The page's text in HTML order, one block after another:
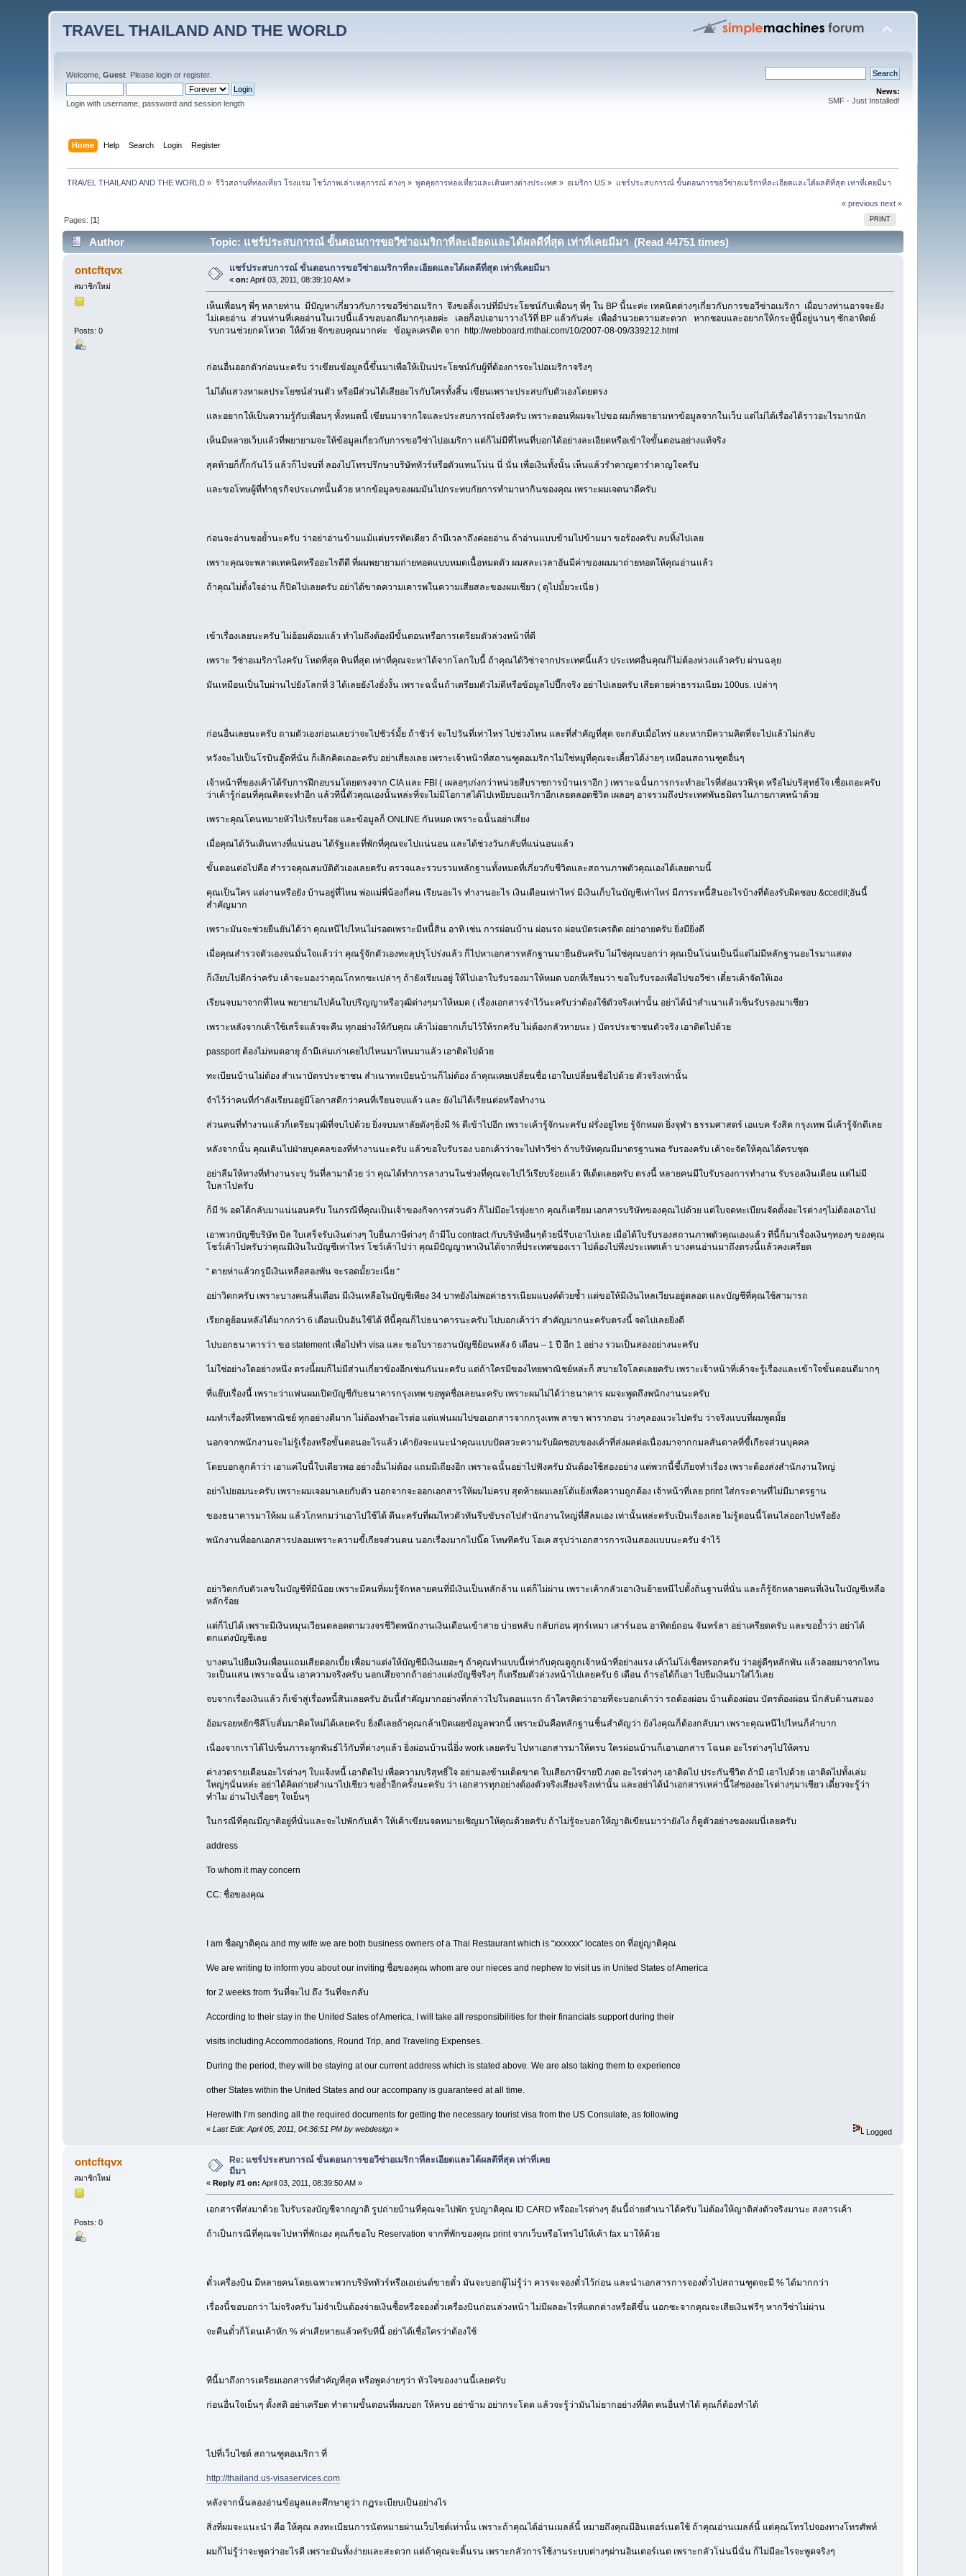
TRAVEL THAILAND AND THE WORLD
Welcome,Guest . Pleaselogin orregister.
Login with username, password and session length
News:
SMF - Just Installed!
Home Help Search Login Register
TRAVEL THAILAND AND THE WORLD » รีวิวสถานที่ท่องเที่ยว โรงแรม โชว์ภาพเล่าเหตุการณ์ ต่างๆ » พูดคุยการท่องเที่ยวและเดินทางต่างประเทศ » อเมริกา US » แชร์ประสบการณ์ ขั้นตอนการขอวีซ่าอเมริกาที่ละเอียดและได้ผลดีที่สุด เท่าที่เคยมีมา
« previous next »
PRINT
Pages: [1]
Author Topic: แชร์ประสบการณ์ ขั้นตอนการขอวีซ่าอเมริกาที่ละเอียดและได้ผลดีที่สุด เท่าที่เคยมีมา (Read 44751 times)
ontcftqvx
สมาชิกใหม่
Posts: 0
แชร์ประสบการณ์ ขั้นตอนการขอวีซ่าอเมริกาที่ละเอียดและได้ผลดีที่สุด เท่าที่เคยมีมา
«on: April 03, 2011, 08:39:10 AM »
เห็นเพื่อนๆ พี่ๆ หลายท่าน มีปัญหาเกี่ยววกับการขอวีซ่าอเมริกา จึงขอลิ้งเวปที่มีประโยชน์กับเพื่อนๆ พี่ๆ ใน BP นี้นะค่ะ เทคนิคต่างๆเกี่ยวกับการขอวีซ่าอเมริกา เผื่อบางท่านอาจจะยัง
ไม่เคยอ่าน ส่วนท่านที่เคยอ่านในเวปนี้แล้วขอบอกดีมากๆเลยค่ะ เลยก็อปเอามาวางไว้ที่ BP แล้วกันค่ะ เพื่ออำนวยความสะดวก หากชอบและอยากให้กระทู้นี้อยู่นานๆ ซักอาทิตย์
รบกวนช่วยกดโหวต ให้ด้วย จักขอบคุณมากค่ะ ข้อมูลเครดิต จาก http://webboard.mthai.com/10/2007-08-09/339212.html
ก่อนอื่นออกตัวก่อนนะครับ ว่าเขียนข้อมูลนี้ขึ้นมาเพื่อให้เป็นประโยชน์กับผู้ที่ต้องการจะไปอเมริกาจริงๆ
ไม่ได้แสวงหาผลประโยชน์ส่วนตัว หรือมีส่วนได้เสียอะไรกับใครทั้งสิ้น เขียนเพราะประสบกับตัวเองโดยตรง
และอยากให้เป็นความรู้กับเพื่อนๆ ทั้งหมดนี้ เขียนมาจากใจและประสบการณ์จริงครับ เพราะตอนที่ผมจะไปขอ ผมก็พยายามหาข้อมูลจากในเว็บ แต่ไม่ได้เรื่องได้ราวอะไรมากนัก
เห็นมีหลายเว็บแล้วที่พยายามจะให้ข้อมูลเกี่ยวกับการขอวีซ่าไปอเมริกา แต่ก็ไม่มีที่ไหนที่บอกได้อย่างละเอียดหรือเข้าใจขั้นตอนอย่างแท้จริง
สุดท้ายก็กั๊กกันไว้ แล้วก็ไปจบที่ ลองไปโทรปรึกษาบริษัททัวร์หรือตัวแทนโน่น นี่ นั่น เพื่อเงินทั้งนั้น เห็นแล้วรำคาญตารำคาญใจครับ
และขอโทษผู้ที่ทำธุรกิจประเภทนั้นด้วย หากข้อมูลของผมมันไปกระทบกัยการทำมาหากินของคุณ เพราะผมเจตนาดีครับ
ก่อนจะอ่านขอย้ำนะครับ ว่าอย่าอ่านข้ามแม้แต่บรรทัดเดียว ถ้ามีเวลาถึงค่อยอ่าน ถ้าอ่านแบบข้ามไปข้ามมา ขอร้องครับ ลบทิ้งไปเลย
เพราะคุณจะพลาดเทคนิคหรืออะไรดีดี ที่ผมพยายามถ่ายทอดแบบหมดเนื้อหมดตัว ผมสละเวลาอันมีค่าของผมมาถ่ายทอดให้คุณอ่านแล้ว
ถ้าคุณไม่ตั้งใจอ่าน ก็ปิดไปเลยครับ อย่าได้ขาดความเคารพในความเสียสละของผมเชียว ( ดุไปมั้ยวะเนี่ย )
เข้าเรื่องเลยนะครับ ไม่อ้อมค้อมแล้ว ทำไมถึงต้องมีขั้นตอนหรือการเตรียมตัวล่วงหน้าที่ดี
เพราะ วีซ่าอเมริกาไงครับ โหดที่สุด หินที่สุด เท่าที่คุณจะหาได้จากโลกใบนี้ ถ้าคุณได้วิซ่าจากประเทศนี้แล้ว ประเทศอื่นคุณก็ไม่ต้องห่วงแล้วครับ ผ่านฉลุย
มันเหมือนเป็นใบผ่านไปยังโลกที่ 3 ได้เลยยังไงยั่งงั้น เพราะฉนั้นถ้าเตรียมตัวไม่ดีหรือข้อมูลไปปึ๊กจริง อย่าไปเลยครับ เสียดายค่าธรรมเนียม 100us. เปล่าๆ
ก่อนอื่นเลยนะครับ ถามตัวเองก่อนเลยว่าจะไปชัวร์มั้ย ถ้าชัวร์ จะไปวันที่เท่าไหร่ ไปช่วงไหน และที่สำคัญที่สุด จะกลับเมื่อไหร่ และหากมีความคิดที่จะไปแล้วไม่กลับ
หวังจะไปเป็นโรบินฮู๊ดที่นั่น ก็เลิกคิดเถอะครับ อย่าเสี่ยงเลย เพราะเจ้าหน้าที่สถานฑูตอเมริกาไม่ใช่หมูที่คุณจะเคี้ยวได้ง่ายๆ เหมือนสถานฑูตอื่นๆ
เจ้าหน้าที่ของเค้าได้รับการฝึกอบรมโดยตรงจาก CIA และ FBI ( เผลอๆเก่งกว่าหน่วยสืบราชการบ้านเราอีก ) เพราะฉนั้นการกระทำอะไรที่ส่อแววพิรุด หรือไม่บริสุทธ์ใจ เชื่อเถอะครับ
ว่าเค้ารู้ก่อนที่คุณคิดจะทำอีก แล้วทีนี้ตัวคุณเองนั้นหล่ะที่จะไม่มีโอกาสได้ไปเหยียบอเมริกาอีกเลยตลอดชีวิต เผลอๆ อาจรวมถึงประเทศพันธมิตรในภายภาคหน้าด้วย
เพราะคุณโดนหมายหัวไปเรียบร้อย และข้อมูลก็ ONLINE กันหมด เพราะฉนั้นอย่าเสี่ยง
เมื่อคุณได้วันเดินทางที่แน่นอน ได้รัฐและที่พักที่คุณจะไปแน่นอน และได้ช่วงวันกลับที่แน่นอนแล้ว
ขั้นตอนต่อไปคือ สำรวจคุณสมบัติตัวเองเลยครับ ตรวจและรวบรวมหลักฐานทั้งหมดที่เกี่ยวกับชีวิตและสถานภาพตัวคุณเองได้เลยตามนี้
คุณเป็นใคร แต่งานหรือยัง บ้านอยู่ที่ไหน พ่อแม่พี่น้องกี่คน เรียนอะไร ทำงานอะไร เงินเดือนเท่าไหร่ มีเงินเก็บในบัญชีเท่าไหร่ มีภาระหนี้สินอะไรบ้างที่ต้องรับผิดชอบ &ccedil;อันนี้
สำคัญมาก
เพราะมันจะช่วยยืนยันได้ว่า คุณหนีไปไหนไม่รอดเพราะมีหนี้สิน อาทิ เช่น การผ่อนบ้าน ผ่อนรถ ผ่อนบัตรเครดิต อย่าอายครับ ยิ่งมียิ่งดี
เมื่อคุณสำรวจตัวเองจนมั่นใจแล้วว่า คุณรู้จักตัวเองทะลุปรุโปร่งแล้ว ก็ไปหาเอกสารหลักฐานมายืนยันครับ ไม่ใช่คุณบอกว่า คุณเป็นโน่นเป็นนี่แต่ไม่มีหลักฐานอะไรมาแสดง
ก็เงียบไปดีกว่าครับ เค้าจะมองว่าคุณโกหกซะเปล่าๆ ถ้ายังเรียนอยู่ ให้ไปเอาใบรับรองมาให้หมด บอกที่เรียนว่า ขอใบรับรองเพื่อไปขอวีซ่า เดี๋ยวเค้าจัดให้เอง
เรียนจบมาจากที่ไหน พยายามไปค้นใบปริญญาหรือวุฒิต่างๆมาให้หมด ( เรื่องเอกสารจำไว้นะครับว่าต้องใช้ตัวจริงเท่านั้น อย่าได้นำสำเนาแล้วเซ็นรับรองมาเชียว
เพราะหลังจากเค้าใช้เสร็จแล้วจะคืน ทุกอย่างให้กับคุณ เค้าไม่อยากเก็บไว้ให้รกครับ ไม่ต้องกลัวหายนะ ) บัตรประชาชนตัวจริง เอาติดไปด้วย
passport ต้องไม่หมดอายุ ถ้ามีเล่มเก่าเคยไปไหนมาไหนมาแล้ว เอาติดไปด้วย
ทะเบียนบ้านไม่ต้อง สำเนาบัตรประชาชน สำเนาทะเบียนบ้านก็ไม่ต้อง ถ้าคุณเคยเปลี่ยนชื่อ เอาใบเปลี่ยนชื่อไปด้วย ตัวจริงเท่านั้น
จำไว้ว่าคนที่กำลังเรียนอยู่มีโอกาสดีกว่าคนที่เรียนจบแล้ว และ ยังไม่ได้เรียนต่อหรือทำงาน
ส่วนคนที่ทำงานแล้วก็เตรียมวุฒิที่จบไปด้วย ยิ่งจบมหาลัยดังๆยิ่งมี % ดีเข้าไปอีก เพราะเค้ารู้จักนะครับ ฝรั่งอยู่ไทย รู้จักหมด ยิ่งจุฬา ธรรมศาสตร์ เอแบค รังสิต กรุงเทพ นี่เค้ารู้จักดีเลย
หลังจากนั้น คุณเดินไปฝ่ายบุคคลของที่ทำงานนะครับ แล้วขอใบรับรอง บอกเค้าว่าจะไปทำวีซ่า ถ้าบริษัทคุณมีมาตรฐานพอ รับรองครับ เค้าจะจัดให้คุณได้ครบชุด
อย่าลืมให้ทางที่ทำงานระบุ วันที่ลามาด้วย ว่า คุณได้ทำการลางานในช่วงที่คุณจะไปไว้เรียบร้อยแล้ว ทีเด็ดเลยครับ ตรงนี้ หลายคนมีใบรับรองการทำงาน รับรองเงินเดือน แต่ไม่มี
ใบลาไปครับ
ก็มี % อดได้กลับมาแน่นอนครับ ในกรณีที่คุณเป็นเจ้าของกิจการส่วนตัว ก็ไม่มีอะไรยุ่งยาก คุณก็เตรียม เอกสารบริษัทของคุณไปด้วย แต่ใบจดทะเบียนจัดตั้งอะไรต่างๆไม่ต้องเอาไป
เอาพวกบัญชีบริษัท บิล ใบเสร็จรับเงินต่างๆ ใบยื่นภาษีต่างๆ ถ้ามีใบ contract กับบริษัทอื่นๆด้วยนี่รีบเอาไปเลย เมื่อได้ใบรับรองสถานภาพตัวคุณเองแล้ว ทีนี้ก็มาเรื่องเงินๆทองๆ ของคุณ
โชว์เค้าไปครับว่าคุณมีเงินในบัญชีเท่าไหร่ โชว์เค้าไปว่า คุณมีปัญญาหาเงินได้จากที่ประเทศของเรา ไปต้องไปพึ่งประเทศเค้า บางคนอ่านมาถึงตรงนี้แล้วคงเครียด
“ ตายห่าแล้วกรูมีเงินเหลือสองพัน จะรอดมั้ยวะเนี่ย “
อย่าวิตกครับ เพราะบางคนสิ้นเดือน มีเงินเหลือในบัญชีเพียง 34 บาทยังไม่พอค่าธรรเนียมแบงค์ด้วยซ้ำ แต่ขอให้มีเงินไหลเวียนอยู่ตลอด และบัญชีที่คุณใช้สามารถ
เรียกดูย้อนหลังได้มากกว่า 6 เดือนเป็นอันใช้ได้ ทีนี้คุณก็ไปธนาคารนะครับ ไปบอกเค้าว่า สำคัญมากนะครับตรงนี้ จดไปเลยยิ่งดี
ไปบอกธนาคารว่า ขอ statement เพื่อไปทำ visa และ ขอใบรายงานบัญชีย้อนหลัง 6 เดือน – 1 ปี อีก 1 อย่าง รวมเป็นสองอย่างนะครับ
ไม่ใช่อย่างใดอย่างหนึ่ง ตรงนี้ผมก็ไม่มีส่วนเกี่ยวข้องอีกเช่นกันนะครับ แต่ถ้าใครมีของไทยพาณิชย์หล่ะก็ สบายใจโลดเลยครับ เพราะเจ้าหน้าที่เค้าจะรู้เรื่องและเข้าใจขั้นตอนดีมากๆ
ที่แย๊บเรื่องนี้ เพราะว่าแฟนผมเปิดบัญชีกับธนาคารกรุงเทพ ขอพูดชื่อเลยนะครับ เพราะผมไม่ได้ว่าธนาคาร ผมจะพูดถึงพนักงานนะครับ
ผมทำเรื่องที่ไทยพาณิชย์ ทุกอย่างดีมาก ไม่ต้องทำอะไรต่อ แต่แฟนผมไปขอเอกสารจากกรุงเทพ สาขา พารากอน ว่างๆลองแวะไปครับ ว่าจริงแบบที่ผมพูดมั้ย
นอกจากพนักงานจะไม่รู้เรื่องหรือขั้นตอนอะไรแล้ว เค้ายังจะแนะนำคุณแบบปัดสวะความรับผิดชอบของเค้าที่ส่งผลต่อเนื่องมาจากกมลสันดาลที่ขี้เกียจส่วนบุคคล
โดยบอกลูกค้าว่า เอาแค่ใบนี้ใบเดียวพอ อย่างอื่นไม่ต้อง แถมมีเถียงอีก เพราะฉนั้นอย่าไปฟังครับ มันต้องใช้สองอย่าง แต่พวกนี้ขี้เกียจทำเรื่อง เพราะต้องส่งสำนักงานใหญ่
อย่าไปยอมนะครับ เพราะผมเจอมาเลยกับตัว นอกจากจะออกเอกสารให้ผมไม่ครบ สุดท้ายผมเลยโต้แย้งเพื่อความถูกต้อง เจ้าหน้าที่เลย print ใส่กระดาษที่ไม่มีมาตรฐาน
ของธนาคารมาให้ผม แล้วโกหกมว่าเอาไปใช้ได้ ดีนะครับที่ผมไหวตัวทันรีบขับรถไปสำนักงานใหญ่ที่สีลมเอง เท่านั้นหล่ะครับเป็นเรื่องเลย ไม่รู้ตอนนี้โดนไล่ออกไปหรือยัง
พนักงานที่ออกเอกสารปลอมเพราะความขี้เกียจส่วนตน นอกเรื่องมากไปนิ๊ด โทษทีครับ โอเค สรุปว่าเอกสารการเงินสองแบบนะครับ จำไว้
อย่าวิตกกับตัวเลขในบัญชีที่มีน้อย เพราะมีคนที่ผมรู้จักหลายคนที่มีเงินเป็นหลักล้าน แต่ก็ไม่ผ่าน เพราะเค้ากลัวเอาเงินย้ายหนีไปตั้งถิ่นฐานที่นั่น และก็รู้จักหลายคนที่เงินในบัญชีเหลือ
หลักร้อย
แต่ก็ไปได้ เพราะมีเงินหมุนเวียนตลอดตามวงจรชีวิตพนักงานเงินเดือนเข้าสาย บ่ายหลับ กลับก่อน ศุกร์เหมา เสาร์นอน อาทิตย์ถอน จันทร์ลา อย่าเครียดครับ และขอย้ำว่า อย่าได้
ตกแต่งบัญชีเลย
บางคนไปยืมเงินเพื่อนแถมเสียดอกเบี้ย เพื่อมาแต่งให้บัญชีมีเงินเยอะๆ ถ้าคุณทำแบบนี้เท่ากับคุณดูถูกเจ้าหน้าที่อย่างแรง เค้าไม่โง่เชื่อหรอกครับ ว่าอยู่ดีๆหลักพัน แล้วลอยมาจากไหน
วะเป็นแสน เพราะฉนั้น เอาความจริงครับ นอกเสียจากถ้าอย่างแต่งบัญชีจริงๆ ก็เตรียมตัวล่วงหน้าไปเลยครับ 6 เดือน ถ้ารอได้ก็เอา ไปยืมเงินมาใส่ไว้เลย
จบจากเรื่องเงินแล้ว ก็เข้าสู่เรื่องหนี้สินเลยครับ อันนี้สำคัญมากอย่างที่กล่าวไปในตอนแรก ถ้าใครคิดว่าอายที่จะบอกเค้าว่า รถต้องผ่อน บ้านต้องผ่อน บัตรต้องผ่อน นี่กลับด้านสมอง
อ้อมรอยหยักซีลีโบลั่มมาคิดใหม่ได้เลยครับ ยิ่งดีเลยถ้าคุณกล้าเปิดเผยข้อมูลพวกนี้ เพราะมันคือหลักฐานชิ้นสำคัญว่า ยังไงคุณก็ต้องกลับมา เพราะคุณหนีไปไหนก็ลำบาก
เนื่องจากเราได้ไปเซ็นภาระผูกพันธ์ไว้กับที่ต่างๆแล้ว ยิ่งผ่อนบ้านนี่ยิ่ง work เลยครับ ไปหาเอกสารมาให้ครบ ใครผ่อนบ้านก็เอาเอกสาร โฉนด อะไรต่างๆไปให้ครบ
ค่างวดรายเดือนอะไรต่างๆ ใบแจ้งหนี้ เอาติดไป เพื่อความบริสุทธิ์ใจ อย่ามองข้ามเด็ดขาด ใบเสียภาษีรายปี ภงด อะไรต่างๆ เอาติดไป ประกันชีวิต ถ้ามี เอาไปด้วย เอาติดไปทั้งเล่ม
ใหญ่ๆนั่นหล่ะ อย่าได้คิดถ่ายสำเนาไปเชียว ขอย้ำอีกครั้งนะครับ ว่า เอกสารทุกอย่างต้องตัวจริงเสียงจริงเท่านั้น และอย่าได้นำเอกสารเหล่านี้ใส่ซองอะไรต่างๆมาเชียว เดี๋ยวจะรู้ว่า
ทำไม อ่านไปเรื่อยๆ ใจเย็นๆ
ในกรณีที่คุณมีญาติอยู่ที่นั่นและจะไปพักกับเค้า ให้เค้าเขียนจดหมายเชิญมาให้คุณด้วยครับ ถ้าไม่รู้จะบอกให้ญาติเขียนมาว่ายังไง ก็ดูตัวอย่างของผมนี่เลยครับ
address
To whom it may concern
CC: ชื่อของคุณ
I am ชื่อญาติคุณ and my wife we are both business owners of a Thai Restaurant which is “xxxxxx” locates on ที่อยู่ญาติคุณ
We are writing to inform you about our inviting ชื่อของคุณ whom are our nieces and nephew to visit us in United States of America
for 2 weeks from วันที่จะไป ถึง วันที่จะกลับ
According to their stay in the United Sates of America, I will take all responsibilities for their financials support during their
visits including Accommodations, Round Trip, and Traveling Expenses.
During the period, they will be staying at our current address which is stated above. We are also taking them to experience
other States within the United States and our accompany is guaranteed at all time.
Herewith I’m sending all the required documents for getting the necessary tourist visa from the US Consulate, as following
« Last Edit: April 05, 2011, 04:36:51 PM by webdesign» Logged
ontcftqvx
สมาชิกใหม่
Posts: 0
Re: แชร์ประสบการณ์ ขั้นตอนการขอวีซ่าอเมริกาที่ละเอียดและได้ผลดีที่สุด เท่าที่เคย
มีมา
« Reply #1 on: April 03, 2011, 08:39:50 AM »
เอกสารที่ส่งมาด้วย ใบรับรองบัญชีจากญาติ รูปถ่ายบ้านที่คุณจะไปพัก รูปญาติคุณ ID CARD หรืออะไรต่างๆ อันนี้ถ่ายสำเนาได้ครับ ไม่ต้องให้ญาติส่งตัวจริงมานะ สงสารเค้า
ถ้าเป็นกรณีที่คุณจะไปหาที่พักเอง คุณก็ขอใบ Reservation จากที่พักของคุณ print จากเว็บหรือโทรไปให้เค้า fax มาให้ด้วย
ตั๋วเครื่องบิน มีหลายคนโดยเฉพาะพวกบริษัททัวร์หรือเอเย่นต์ขายตั๋ว มันจะบอกผู้ไม่รู้ว่า ควรจะจองตั๋วไว้ก่อน และนำเอกสารการจองตั๋วไปสถานฑูดจะมี % ได้มากกว่า
เรื่องนี้ขอบอกว่า ไม่จริงครับ ไม่จำเป็นต้องจ่ายเงินซื้อหรือจองตั๋วเครื่องบินก่อนล่วงหน้า ไม่มีผลอะไรที่แตกต่างหรือดีขึ้น นอกซะจากคุณจะเสียเงินฟรีๆ หากวีซ่าไม่ผ่าน
จะคืนตั๋วก็โดนเค้าหัก % ค่าเสียหายแล้วครับทีนี้ อย่าได้เชื่อใครว่าต้องใช้
ทีนี้มาถึงการเตรียมเอกสารที่สำคัญที่สุด หรือพูดง่ายๆว่า หัวใจของงานนี้เลยครับ
ก่อนอื่นใจเย็นๆ ตั้งสติ อย่าเครียด ทำตามขั้นตอนที่ผมบอก ให้ครบ อย่าข้าม อย่ากระโดด แล้วจะรู้ว่ามันไม่ยากอย่างที่คิด คนอื่นทำได้ คุณก็ต้องทำได้
ไปที่เว็บไซต์ สถานฑูตอเมริกา ที่
http://thailand.us-visaservices.com
หลังจากนั้นลองอ่านข้อมูลและศึกษาดูว่า กฏระเบียบเป็นอย่างไร
สิ่งที่ผมจะแนะนำ คือ ให้คุณ ลงทะเบียนการนัดหมายผ่านเว็บไซต์เท่านั้น เพราะถ้าคุณได้อ่านเมลล์นี้ หมายถึงคุณมีอินเตอร์เนตใช้ ถ้าคุณอ่านเมลล์นี้ แต่คุณโทรไปจองทางโทรศัพท์
ผมก็ไม่รู้ว่าจะพูดว่าอะไรดี เพราะมันทั้งง่ายและสะดวก แต่ถ้าคุณจะดิ้นรน เพราะกลัวการใช้งานระบบต่างๆผ่านอินเตอร์เนต เพราะกลัวโน่นนี่นั่น ก็ไม่มีอะไรจะพูดจริงๆ